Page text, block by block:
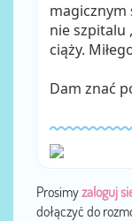
magicznym
nie szpitalu
ciąży.
Dam znać
Prosimyzaloguj
dołączyć do